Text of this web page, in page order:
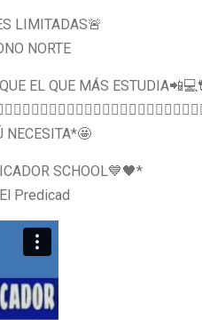
LIMITADAS🚨
NORTE
EL QUE MÁS
NECESITA*🤩
SCHOOL💙🖤*
Predicad